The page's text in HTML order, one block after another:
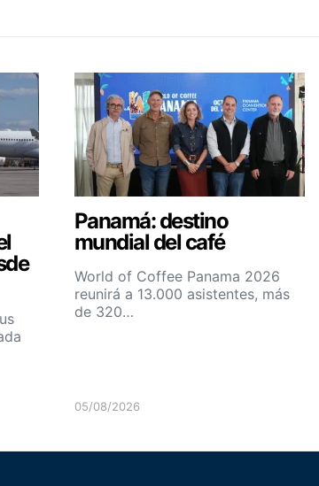
Panamá: destino
mundial del café
World of Coffee Panama 2026
reunirá a 13.000 asistentes, más
de 320…
05/08/2026